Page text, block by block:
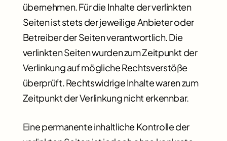
übernehmen. Für die Inhalte der verlinkten
Seiten ist stets der jeweilige Anbieter oder
Betreiber der Seiten verantwortlich. Die
verlinkten Seiten wurden zum Zeitpunkt der
Verlinkung auf mögliche Rechtsverstöße
überprüft. Rechtswidrige Inhalte waren zum
Zeitpunkt der Verlinkung nicht erkennbar.
Eine permanente inhaltliche Kontrolle der